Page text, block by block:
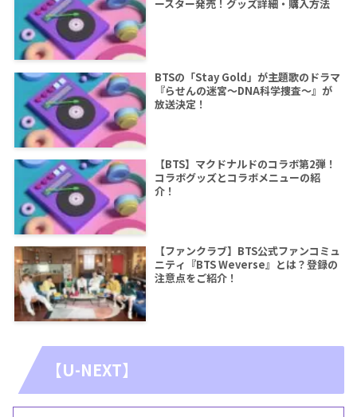
ースター発売！グッズ詳細・購入方法
BTSの「Stay Gold」が主題歌のドラマ
『らせんの迷宮～DNA科学捜査～』が
放送決定！
【BTS】マクドナルドのコラボ第2弾！
コラボグッズとコラボメニューの紹
介！
【ファンクラブ】BTS公式ファンコミュ
ニティ『BTS Weverse』とは？登録の
注意点をご紹介！
【U-NEXT】